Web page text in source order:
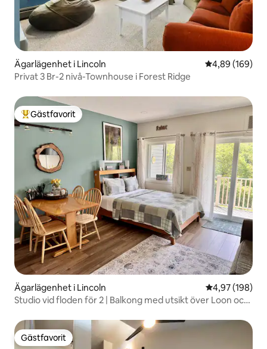
Ägarlägenhet i Lincoln 4,89 av 5 i
4,89 (169)
Privat 3 Br-2 nivå-Townhouse i Forest Ridge
Populär gästfavorit
Gästfavorit
Ägarlägenhet i Lincoln 4,97 av 5 i
4,97 (198)
Studio vid floden för 2 | Balkong med utsikt över Loon och
Gästfavorit
Gästfavorit